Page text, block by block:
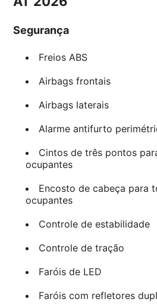
Segurança
Freios ABS
Airbags frontais
Airbags laterais
Alarme antifurto
Cintos de três pontos
ocupantes
Encosto de cabeça para
ocupantes
Controle de estabilidade
Controle de tração
Faróis de LED
Faróis com refletores